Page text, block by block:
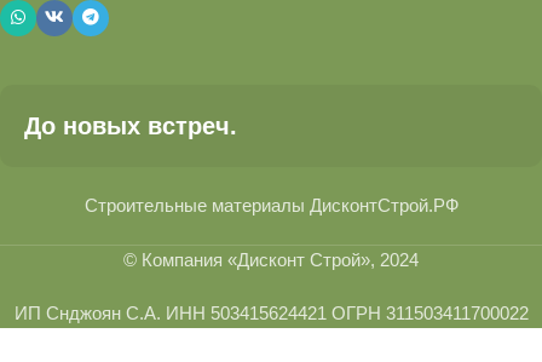
До новых встреч.
Строительные материалы ДисконтСтрой.РФ
© Компания «Дисконт Строй», 2024
ИП Снджоян С.А. ИНН 503415624421 ОГРН 311503411700022